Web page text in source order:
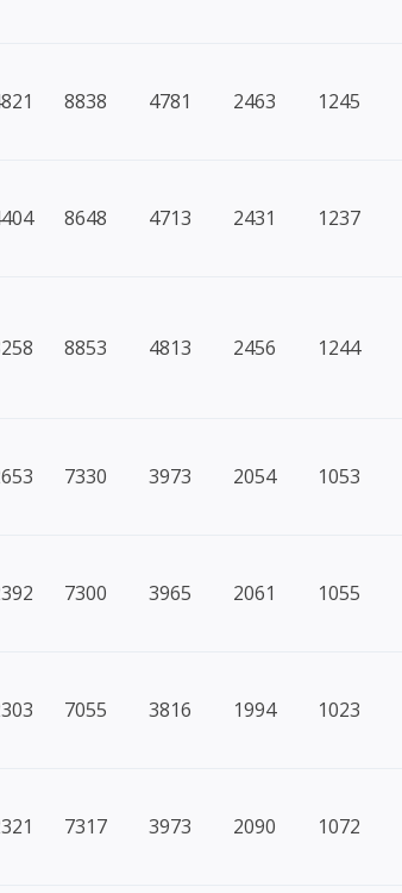
8838 4781 2463 1245
8648 4713 2431 1237
8853 4813 2456 1244
7330 3973 2054 1053
7300 3965 2061 1055
7055 3816 1994 1023
7317 3973 2090 1072